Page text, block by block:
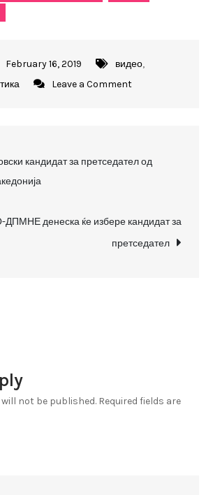
February 16, 2019 видео,
Leave a Comment
и
името!
(интегрален
кандидат за претседател од
денеска ќе избере кандидат за
претседател
not be published. Required fields are